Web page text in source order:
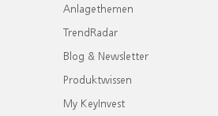
Anlagethemen
TrendRadar
Blog & Newsletter
Produktwissen
My KeyInvest